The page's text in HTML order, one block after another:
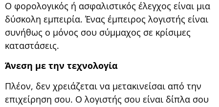
Ο φορολογικός ή ασφαλιστικός έλεγχος είναι μια
δύσκολη εμπειρία. Ένας έμπειρος λογιστής είναι
συνήθως ο μόνος σου σύμμαχος σε κρίσιμες
καταστάσεις.
Άνεση με την τεχνολογία
Πλέον, δεν χρειάζεται να μετακινείσαι από την
επιχείρηση σου. Ο λογιστής σου είναι δίπλα σου